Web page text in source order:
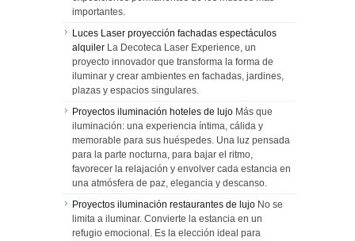
importantes.
Luces Laser proyección fachadas espectáculos
alquiler La Decoteca Laser Experience, un
proyecto innovador que transforma la forma de
iluminar y crear ambientes en fachadas, jardines,
plazas y espacios singulares.
Proyectos iluminación hoteles de lujo Más que
iluminación: una experiencia íntima, cálida y
memorable para sus huéspedes. Una luz pensada
para la parte nocturna, para bajar el ritmo,
favorecer la relajación y envolver cada estancia en
una atmósfera de paz, elegancia y descanso.
Proyectos iluminación restaurantes de lujo No se
limita a iluminar. Convierte la estancia en un
refugio emocional. Es la elección ideal para